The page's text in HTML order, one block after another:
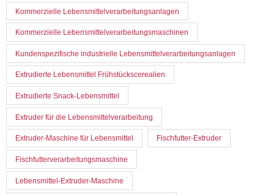
Kommerzielle Lebensmittelverarbeitungsanlagen
Kommerzielle Lebensmittelverarbeitungsmaschinen
Kundenspezifische industrielle Lebensmittelverarbeitungsanlagen
Extrudierte Lebensmittel Frühstückscerealien
Extrudierte Snack-Lebensmittel
Extruder für die Lebensmittelverarbeitung
Extruder-Maschine für Lebensmittel Fischfutter-Extruder
Fischfutterverarbeitungsmaschine
Lebensmittel-Extruder-Maschine